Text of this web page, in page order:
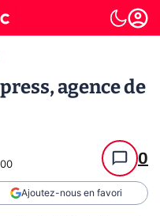
agence de
0
Ajoutez-nous en favori